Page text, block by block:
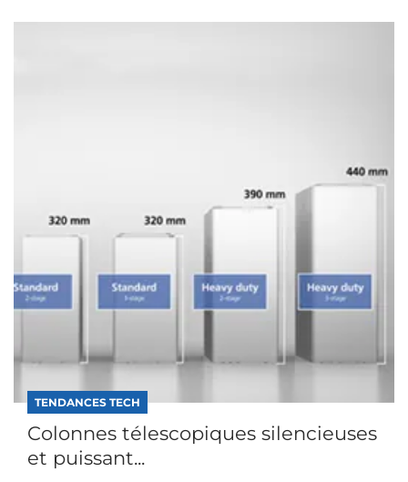
TENDANCES TECH
Colonnes télescopiques silencieuses
et puissant...